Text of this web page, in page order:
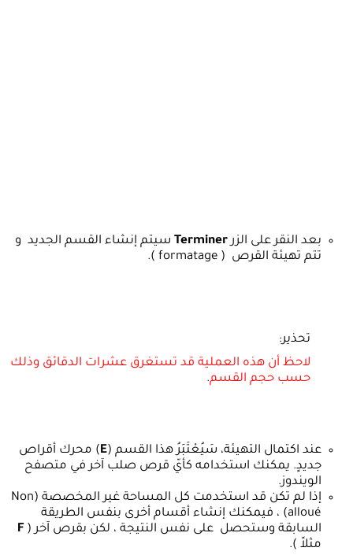
بعد النقر على الزر Terminer سيتم إنشاء القسم الجديد و
تتم تهيئة القرص ( formatage ).
تحذير:
لاحظ أن هذه العملية قد تستغرق عشرات الدقائق وذلك
حسب حجم القسم.
عند اكتمال التهيئة، سَيُعْتَبَرُ هذا القسم (E) محرك أقراص
جديدٍ. يمكنك استخدامه كأيّ قرص صلب آخر في متصفح
الويندوز.
إذا لم تكن قد استخدمت كل المساحة غير المخصصة (Non
alloué) ، فيمكنك إنشاء أقسام أخرى بنفس الطريقة
السابقة وستحصل على نفس النتيجة ، لكن بقرص آخر ( F
مثلاً ).